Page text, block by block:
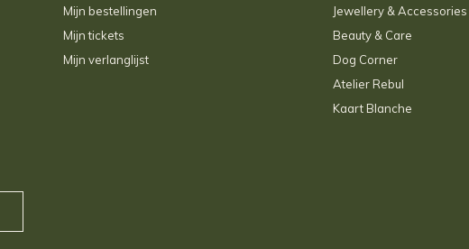
Mijn bestellingen
Mijn tickets
Mijn verlanglijst
Jewellery & Accessories
Beauty & Care
Dog Corner
Atelier Rebul
Kaart Blanche